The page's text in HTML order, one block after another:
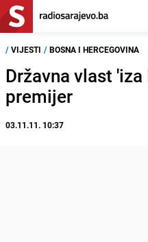
/ VIJESTI / BOSNA I HERCEGOVINA
Državna vlast
premijer
03.11.11. 10:37